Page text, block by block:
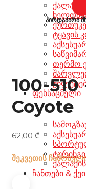
ტყავის
თერმო
ფეხსაცმელი
ქალაქის
ჩანთები &
პირდაპირი
100-
Coyote
62,00 ₾
შეკვეთის